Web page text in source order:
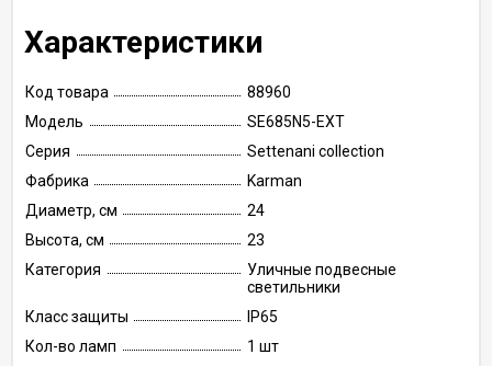
Характеристики
Код товара
88960
Модель
SE685N5-EXT
Серия
Settenani collection
Фабрика
Karman
Диаметр, см
24
Высота, см
23
Категория
Уличные подвесные
светильники
Класс защиты
IP65
Кол-во ламп
1 шт